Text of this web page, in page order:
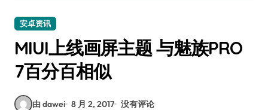
安卓资讯
MIUI上线画屏主题 与魅族PRO
7百分百相似
由 dawei 8 月 2, 2017 没有评论